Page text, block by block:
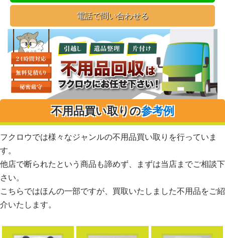
電話で問い合わせる
不用品買い取りの参考例
フクロウでは様々なジャンルの不用品買い取りを行っていま
す。
他店で断られたという商品も諦めず、まずは当店までご相談下
さい。
こちらではほんの一部ですが、買取いたしました不用品をご紹
介いたします。